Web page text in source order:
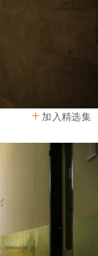
加入精选集